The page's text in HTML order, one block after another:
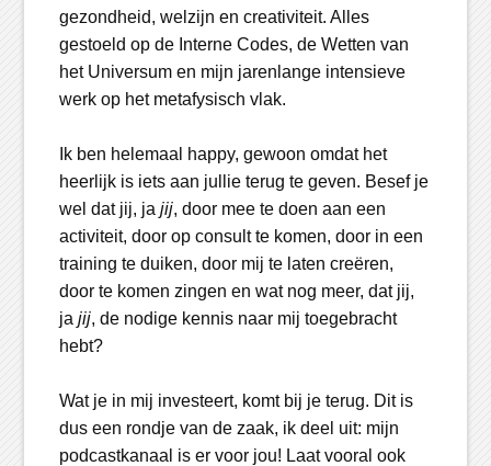
gezondheid, welzijn en creativiteit. Alles
gestoeld op de Interne Codes, de Wetten van
het Universum en mijn jarenlange intensieve
werk op het metafysisch vlak.
Ik ben helemaal happy, gewoon omdat het
heerlijk is iets aan jullie terug te geven. Besef je
wel dat jij, ja jij, door mee te doen aan een
activiteit, door op consult te komen, door in een
training te duiken, door mij te laten creëren,
door te komen zingen en wat nog meer, dat jij,
ja jij, de nodige kennis naar mij toegebracht
hebt?
Wat je in mij investeert, komt bij je terug. Dit is
dus een rondje van de zaak, ik deel uit: mijn
podcastkanaal is er voor jou! Laat vooral ook